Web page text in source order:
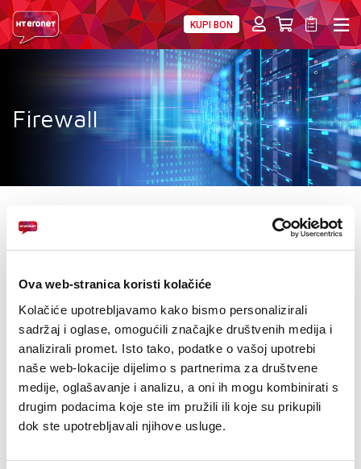
Ova web-stranica koristi kolačiće
Kolačiće upotrebljavamo kako bismo personalizirali
sadržaj i oglase, omogućili značajke društvenih medija i
analizirali promet. Isto tako, podatke o vašoj upotrebi
naše web-lokacije dijelimo s partnerima za društvene
medije, oglašavanje i analizu, a oni ih mogu kombinirati s
drugim podacima koje ste im pružili ili koje su prikupili
dok ste upotrebljavali njihove usluge.
KUPI BON
POSLOVNI DIGITALNA RJEŠENJA HT ERONET
HT ERONET DATA CENTAR
POSLOVNA RJEŠENJA
AKCIJE
MOJ PROFIL
E-RAČUN
PODRŠKA
TELEFONSKI IMENIK
Firewall
FIREWALL BUSINESS
UslugaFirewall Businessosigurava zaštitu korisničke
komunikacije putem interneta, a time i zaštitu mrežnih i
računalnih resursa korisnika stalnog pristupa internetu.
SAZNAJTE VIŠE